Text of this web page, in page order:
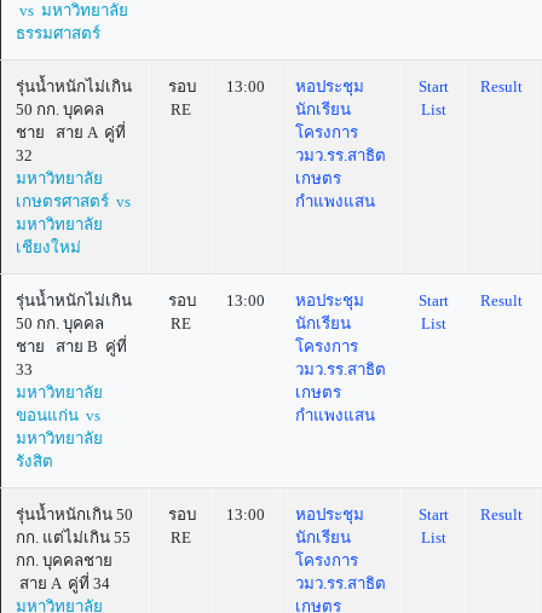
vs มหาวิทยาลัย
ธรรมศาสตร์
รุ่นน้ำหนักไม่เกิน
50 กก. บุคคล
ชาย สาย A คู่ที่
32
มหาวิทยาลัย
เกษตรศาสตร์ vs
มหาวิทยาลัย
เชียงใหม่
รอบ
RE
13:00
หอประชุม
นักเรียน
โครงการ
วมว.รร.สาธิต
เกษตร
กำแพงแสน
Start
List
Result
รุ่นน้ำหนักไม่เกิน
50 กก. บุคคล
ชาย สาย B คู่ที่
33
มหาวิทยาลัย
ขอนแก่น vs
มหาวิทยาลัย
รังสิต
รอบ
RE
13:00
หอประชุม
นักเรียน
โครงการ
วมว.รร.สาธิต
เกษตร
กำแพงแสน
Start
List
Result
รุ่นน้ำหนักเกิน 50
กก. แต่ไม่เกิน 55
กก. บุคคลชาย
สาย A คู่ที่ 34
มหาวิทยาลัย
รอบ
RE
13:00
หอประชุม
นักเรียน
โครงการ
วมว.รร.สาธิต
เกษตร
Start
List
Result